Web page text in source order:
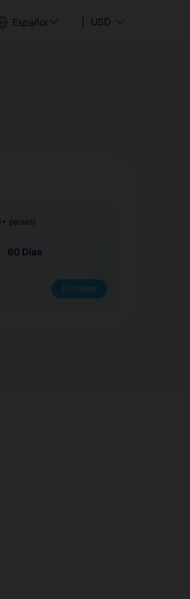
Español USD
países)
60 Días
Detalles